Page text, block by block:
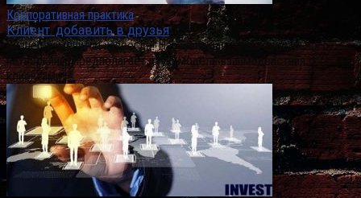
Корпоративная практика
Клиент. добавить в друзья
Бизнес изменится навсегда! Наступившая эпоха социального
нетворкинга предполагает иную модель взаимодействия с
клиентами –